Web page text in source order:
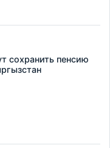
сохранить пенсию